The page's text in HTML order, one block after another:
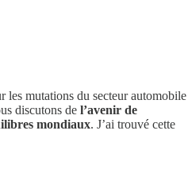
les mutations du secteur automobile
discutons de l’avenir de
mondiaux. J’ai trouvé cette